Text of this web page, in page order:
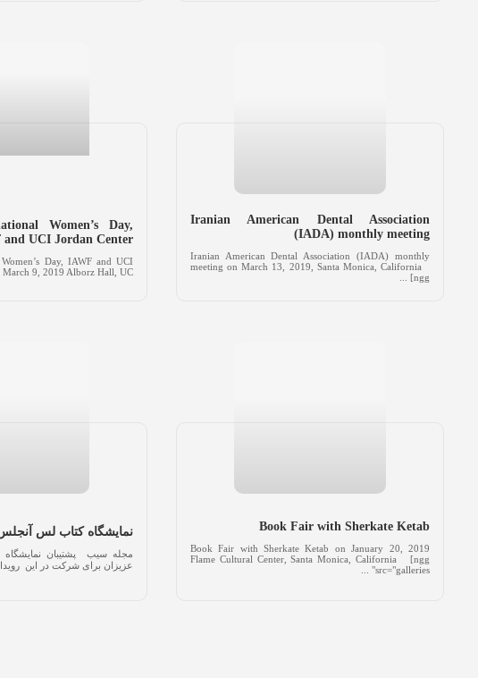
Iranian American Dental Association
(IADA) monthly meeting
Iranian American Dental Association (IADA) monthly
meeting on March 13, 2019, Santa Monica, California
[ngg ...
Women’s Day,
and UCI Jordan Center
Day, IAWF and UCI
9, 2019 Alborz Hall, UC ...
Book Fair with Sherkate Ketab
Book Fair with Sherkate Ketab on January 20, 2019
Flame Cultural Center, Santa Monica, California [ngg
src="galleries" ...
نمایشگاه کتاب لس
مجله سیب پشتیبان
عزیزان برای شرکت در این